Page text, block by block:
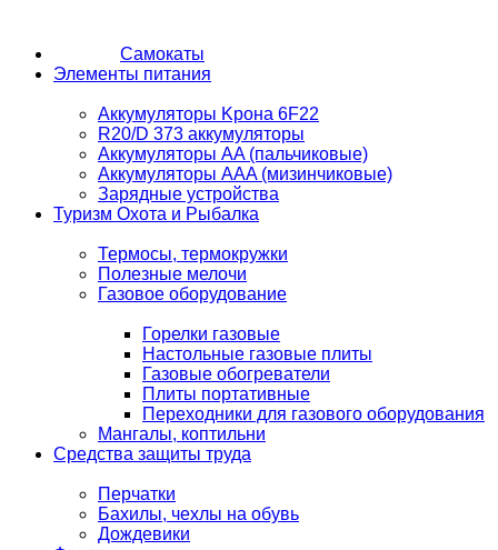
Самокаты
Элементы питания
Аккумуляторы Kрона 6F22
R20/D 373 аккумуляторы
Аккумуляторы AA (пальчиковые)
Аккумуляторы AAA (мизинчиковые)
Зарядные устройства
Туризм Охота и Рыбалка
Термосы, термокружки
Полезные мелочи
Газовое оборудование
Горелки газовые
Настольные газовые плиты
Газовые обогреватели
Плиты портативные
Переходники для газового оборудования
Мангалы, коптильни
Средства защиты труда
Перчатки
Бахилы, чехлы на обувь
Дождевики